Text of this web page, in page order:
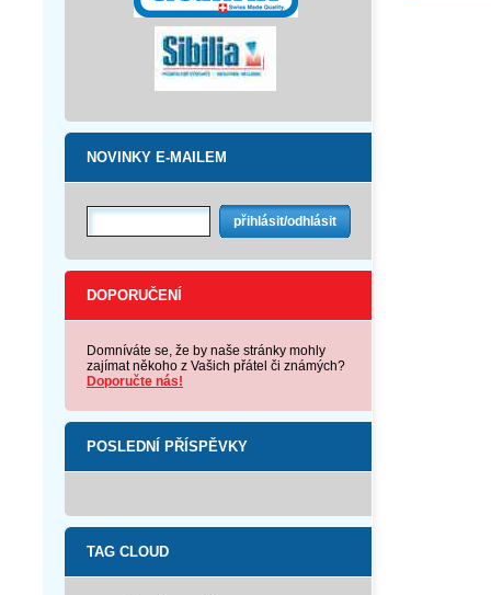
NOVINKY E-MAILEM
DOPORUČENÍ
Domníváte se, že by naše stránky mohly
zajímat někoho z Vašich přátel či známých?
Doporučte nás!
POSLEDNÍ PŘÍSPĚVKY
TAG CLOUD